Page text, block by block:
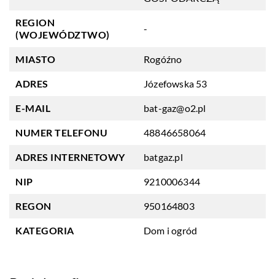
REGION
(WOJEWÓDZTWO)
-
MIASTO Rogóźno
ADRES Józefowska 53
E-MAIL bat-gaz@o2.pl
NUMER TELEFONU 48846658064
ADRES INTERNETOWY batgaz.pl
NIP 9210006344
REGON 950164803
KATEGORIA Dom i ogród